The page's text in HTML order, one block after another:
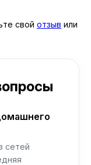
свой отзыв или
сетей